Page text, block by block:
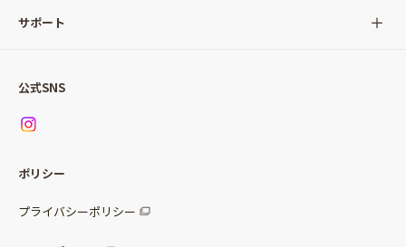
サラダ
パッケージサラダ
惣菜サラダ
調味料
Qummy(キユーミー)について
サポート
お問い合わせ
公式SNS
ポリシー
プライバシーポリシー